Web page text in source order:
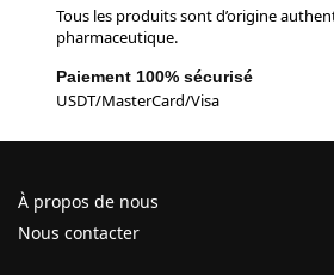
Tous les produits sont d’origine
pharmaceutique.
Paiement 100% sécurisé
USDT/MasterCard/Visa
À propos de nous
Nous contacter